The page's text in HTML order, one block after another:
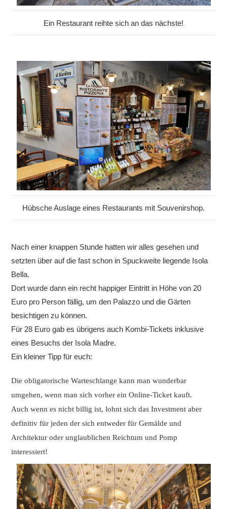
Ein Restaurant reihte sich an das nächste!
Hübsche Auslage eines Restaurants mit Souvenirshop.
Nach einer knappen Stunde hatten wir alles gesehen und
setzten über auf die fast schon in Spuckweite liegende Isola
Bella.
Dort wurde dann ein recht happiger Eintritt in Höhe von 20
Euro pro Person fällig, um den Palazzo und die Gärten
besichtigen zu können.
Für 28 Euro gab es übrigens auch Kombi-Tickets inklusive
eines Besuchs der Isola Madre.
Ein kleiner Tipp für euch:
Die obligatorische Warteschlange kann man wunderbar
umgehen, wenn man sich vorher ein Online-Ticket kauft.
Auch wenn es nicht billig ist, lohnt sich das Investment aber
definitiv für jeden der sich entweder für Gemälde und
Architektur oder unglaublichen Reichtum und Pomp
interessiert!